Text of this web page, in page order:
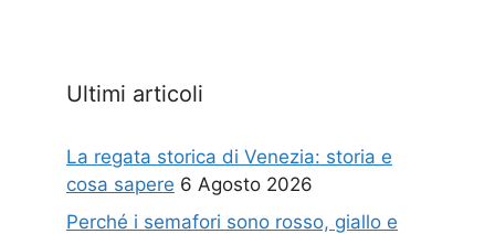
Ultimi articoli
La regata storica di Venezia: storia e
cosa sapere 6 Agosto 2026
Perché i semafori sono rosso, giallo e